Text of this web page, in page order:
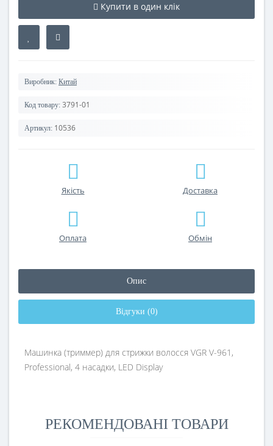
Купити в один клік
Виробник: Китай
Код товару: 3791-01
Артикул: 10536
Якість Доставка
Оплата Обмін
Опис
Відгуки (0)
Машинка (триммер) для стрижки волосся VGR V-961,
Professional, 4 насадки, LED Display
РЕКОМЕНДОВАНІ ТОВАРИ